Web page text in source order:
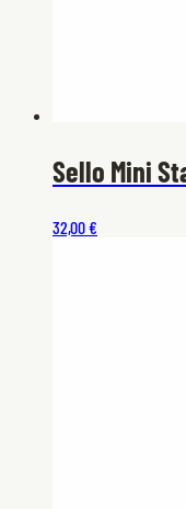
Sello Mini
32,00 €